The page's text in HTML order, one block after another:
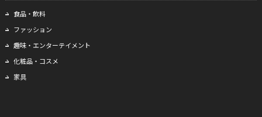
食品・飲料
ファッション
趣味・エンターテイメント
化粧品・コスメ
家具